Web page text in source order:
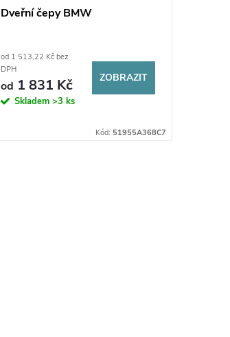
Dveřní čepy BMW
od 1 513,22 Kč bez
DPH
od 1 831 Kč
Skladem >3 ks
ZOBRAZIT
Kód: 51955A368C7